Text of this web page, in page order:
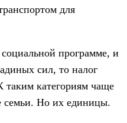
для
программе, и
сил, то налог
таким категориям чаще
семьи. Но их единицы.